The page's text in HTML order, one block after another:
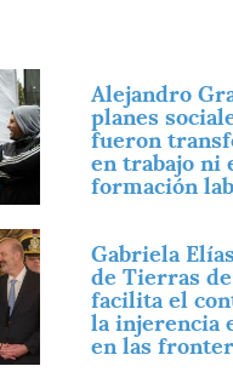
Alejandro
planes
fueron
en trabajo ni
formación
Gabriela
de Tierras
facilita el
la injerencia
en las